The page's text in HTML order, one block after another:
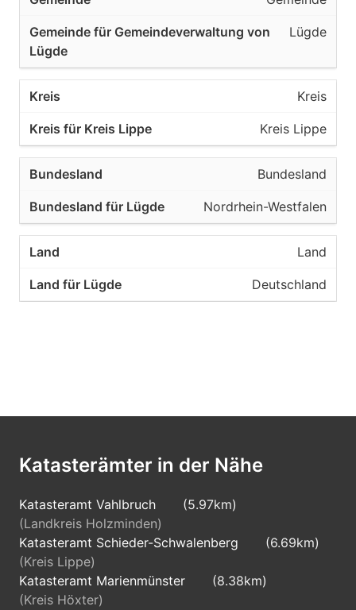
Lügde
Kreis
Kreis Lippe
Bundesland
Nordrhein-Westfalen
Land
Deutschland
Katasterämter in der Nähe
Katasteramt Vahlbruch
(5.97km)
(Landkreis Holzminden)
Katasteramt Schieder-Schwalenberg
(6.69km)
(Kreis Lippe)
Katasteramt Marienmünster
(8.38km)
(Kreis Höxter)